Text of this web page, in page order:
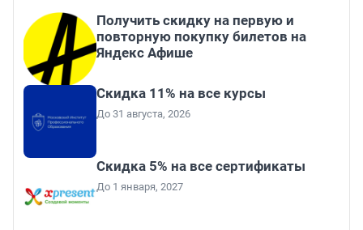
Получить скидку на первую и
повторную покупку билетов на
Яндекс Афише
Скидка 11% на все курсы
До 31 августа, 2026
Скидка 5% на все сертификаты
До 1 января, 2027